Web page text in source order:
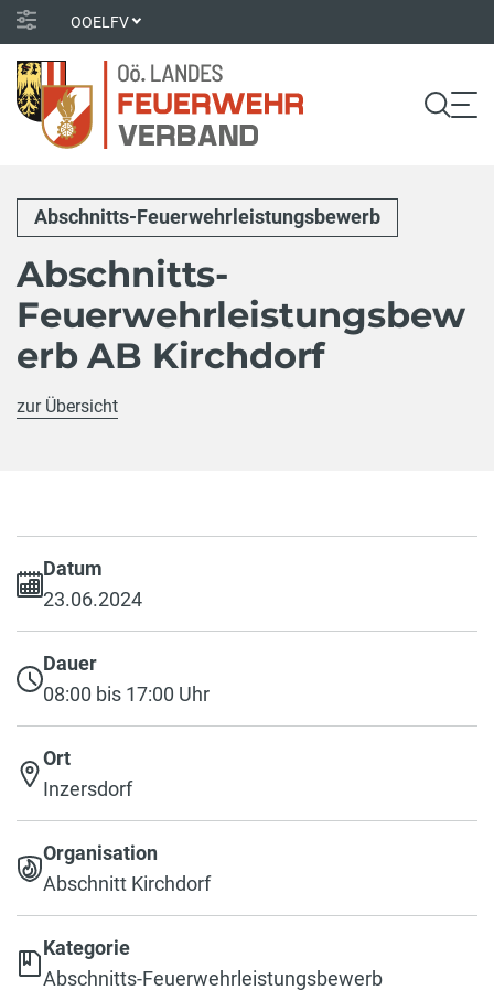
OOELFV
Abschnitts-Feuerwehrleistungsbewerb
Abschnitts-
Feuerwehrleistungsbew
erb AB Kirchdorf
zur Übersicht
Datum
23.06.2024
Dauer
08:00 bis 17:00 Uhr
Ort
Inzersdorf
Organisation
Abschnitt Kirchdorf
Kategorie
Abschnitts-Feuerwehrleistungsbewerb